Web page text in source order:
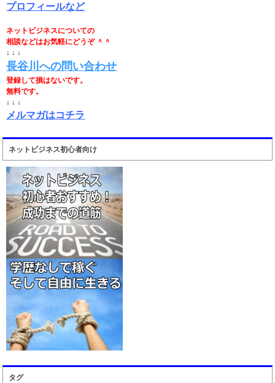
プロフィールなど
ネットビジネスについての
相談などはお気軽にどうぞ ＾＾
↓ ↓ ↓
長谷川への問い合わせ
登録して損はないです。
無料です。
↓ ↓ ↓
メルマガはコチラ
ネットビジネス初心者向け
タグ